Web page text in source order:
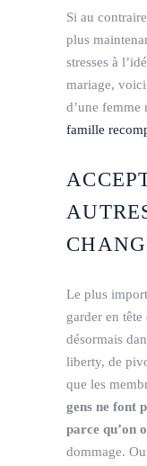
Si au
plus
stresses à
mariage,
d’une femme
famille
Le plus
garder en tête
désormais
liberty, de
que les
gens ne font
parce qu’on
dommage.